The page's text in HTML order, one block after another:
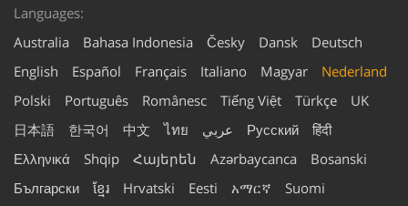
Languages:
Australia
Bahasa Indonesia Česky Dansk
Deutsch
English
Español Français Italiano Magyar
Nederland
Polski
Português Românesc Tiếng Việt Türkçe
UK
日本語
한국어 中文 ไทย عربي Русский
हिंदी
Ελληνικά
Shqip Հայերեն Azərbaycanca
Bosanski
Български
ខ្មែរ Hrvatski Eesti አማርኛ Suomi